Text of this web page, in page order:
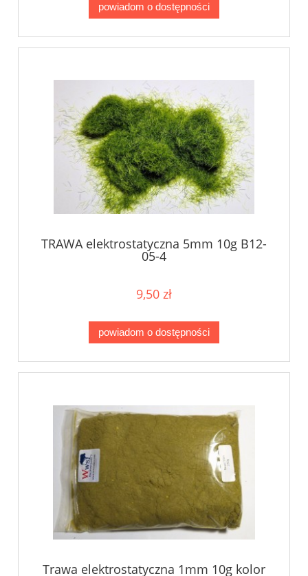
powiadom o dostępności
TRAWA elektrostatyczna 5mm 10g B12-
05-4
9,50 zł
powiadom o dostępności
Trawa elektrostatyczna 1mm 10g kolor